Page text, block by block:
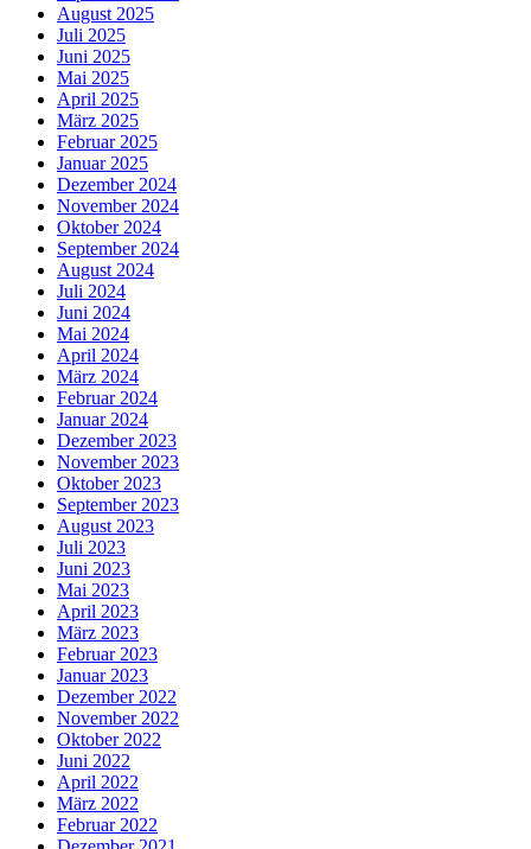
August 2025
Juli 2025
Juni 2025
Mai 2025
April 2025
März 2025
Februar 2025
Januar 2025
Dezember 2024
November 2024
Oktober 2024
September 2024
August 2024
Juli 2024
Juni 2024
Mai 2024
April 2024
März 2024
Februar 2024
Januar 2024
Dezember 2023
November 2023
Oktober 2023
September 2023
August 2023
Juli 2023
Juni 2023
Mai 2023
April 2023
März 2023
Februar 2023
Januar 2023
Dezember 2022
November 2022
Oktober 2022
Juni 2022
April 2022
März 2022
Februar 2022